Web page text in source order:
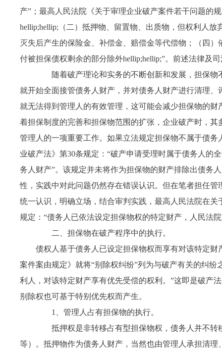
产”；最高人民法院《关于审理企业破产案件若干问题的
hellip;hellip; （二）抵押物、留置物、出质物，但权利人
灭失后产生的保险金、补偿金、赔偿金等代偿物；（四
付被担保债权剩余的部分除外hellip;hellip;”。前述法律及
随着破产理论和实务的不断创新和发展，担保物
就开始全面接管债务人财产，并对债务人财产进行清理
就无法得到管理人的有效管理，这可能会减少担保物的
着担保制度的完善和担保物范围的扩张，企业破产时，
管理人的一项重要工作。如果立法规定担保物不属于债
业破产法》第30条规定：“破产申请受理时属于债务人的
务人财产”。该规定并未将作为担保物的财产排除出债务
性，实践中对此问题仍然存在错误认识。但在笔者担任
统一认识，明确立场，结合审判实践，最高人民法院在
规定：“债务人已依法设定担保物权的特定财产，人民法
二、担保物在破产程序中的执行。
债权人基于债务人已设定担保物权而享有对该特定
案件案由规定》就将“别除权纠纷”列为与破产有关的纠纷
利人，对该特定财产享有优先受偿的权利。”这即是破产
别除权也可基于特别优先权而产生。
1
、管理人占有担保物的执行。
抵押权是非转移占有型担保物权，债务人并不转
等）。抵押物作为债务人财产，当然也由管理人承担清